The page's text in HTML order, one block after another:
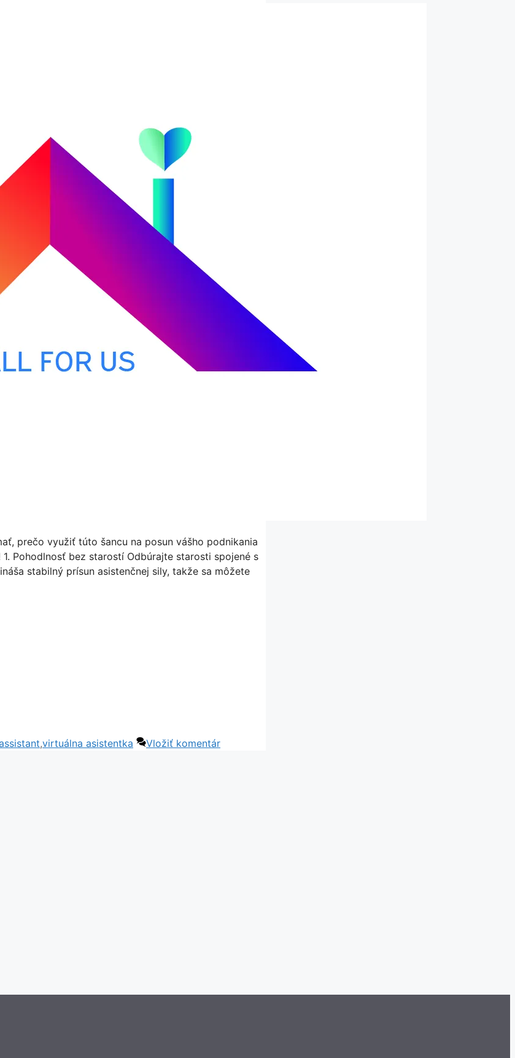
prečo využiť túto šancu na posun vášho podnikania
Pohodlnosť bez starostí Odbúrajte starosti spojené s
stabilný prísun asistenčnej sily, takže sa môžete
,virtuálna asistentka
Vložiť komentár